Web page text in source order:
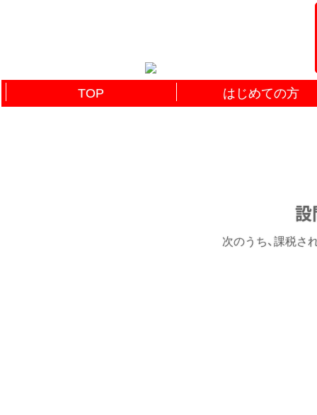
TOP はじめての方
設
次のうち、課税さ